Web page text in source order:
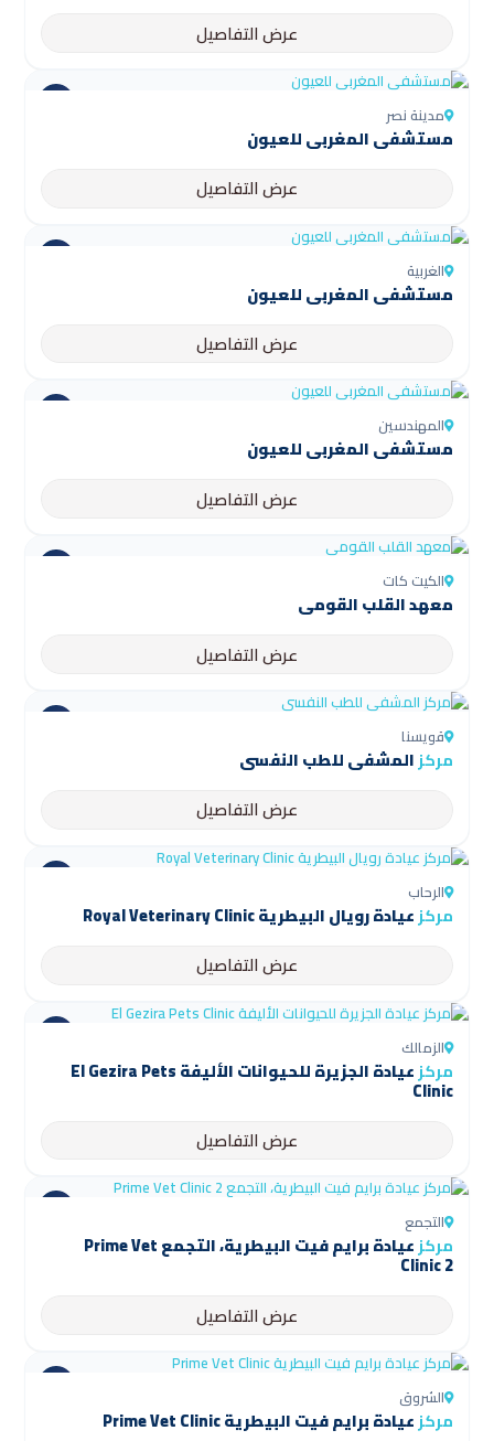
عرض التفاصيل
مدينة نصر
مستشفى المغربي للعيون
عرض التفاصيل
الغربية
مستشفى المغربي للعيون
عرض التفاصيل
المهندسين
مستشفى المغربي للعيون
عرض التفاصيل
الكيت كات
معهد القلب القومي
عرض التفاصيل
قويسنا
مركزالمشفى للطب النفسي
عرض التفاصيل
الرحاب
مركزعيادة رويال البيطرية Royal Veterinary Clinic
عرض التفاصيل
الزمالك
مركز عيادة الجزيرة للحيوانات الأليفة El Gezira Pets
Clinic
عرض التفاصيل
التجمع
مركز عيادة برايم فيت البيطرية، التجمع Prime Vet
Clinic 2
عرض التفاصيل
الشروق
مركزعيادة برايم فيت البيطرية Prime Vet Clinic